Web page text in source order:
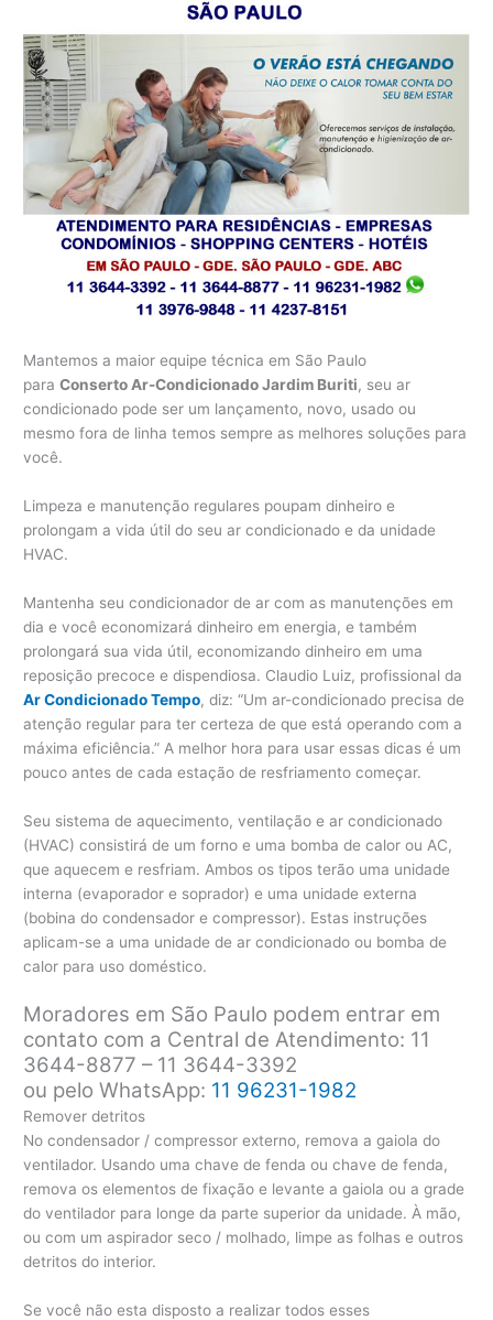
Mantemos a maior equipe técnica em São Paulo
paraConserto Ar-Condicionado Jardim Buriti, seu ar
condicionado pode ser um lançamento, novo, usado ou
mesmo fora de linha temos sempre as melhores soluções para
você.
Limpeza e manutenção regulares poupam dinheiro e
prolongam a vida útil do seu ar condicionado e da unidade
HVAC.
Mantenha seu condicionador de ar com as manutenções em
dia e você economizará dinheiro em energia, e também
prolongará sua vida útil, economizando dinheiro em uma
reposição precoce e dispendiosa. Claudio Luiz, profissional da
Ar Condicionado Tempo, diz: “Um ar-condicionado precisa de
atenção regular para ter certeza de que está operando com a
máxima eficiência.” A melhor hora para usar essas dicas é um
pouco antes de cada estação de resfriamento começar.
Seu sistema de aquecimento, ventilação e ar condicionado
(HVAC) consistirá de um forno e uma bomba de calor ou AC,
que aquecem e resfriam. Ambos os tipos terão uma unidade
interna (evaporador e soprador) e uma unidade externa
(bobina do condensador e compressor). Estas instruções
aplicam-se a uma unidade de ar condicionado ou bomba de
calor para uso doméstico.
Moradores em São Paulo podem entrar em
contato com a Central de Atendimento: 11
3644-8877 – 11 3644-3392
ou pelo WhatsApp: 11 96231-1982
Remover detritos
No condensador / compressor externo, remova a gaiola do
ventilador. Usando uma chave de fenda ou chave de fenda,
remova os elementos de fixação e levante a gaiola ou a grade
do ventilador para longe da parte superior da unidade. À mão,
ou com um aspirador seco / molhado, limpe as folhas e outros
detritos do interior.
Se você não esta disposto a realizar todos esses